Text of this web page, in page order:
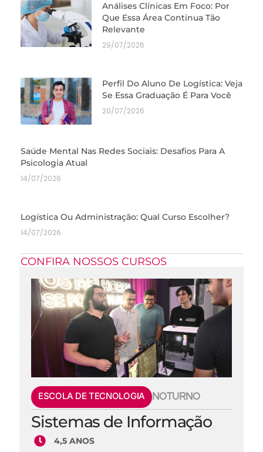
Análises Clínicas Em Foco: Por
Que Essa Área Continua Tão
Relevante
29/07/2026
Perfil Do Aluno De Logística: Veja
Se Essa Graduação É Para Você
20/07/2026
Saúde Mental Nas Redes Sociais: Desafios Para A
Psicologia Atual
14/07/2026
Logística Ou Administração: Qual Curso Escolher?
14/07/2026
CONFIRA NOSSOS CURSOS
ESCOLA DE TECNOLOGIA NOTURNO
Sistemas de Informação
4,5 ANOS